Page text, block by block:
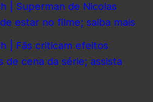
| Superman de Nicolas
estar no filme; saiba mais
| Fãs criticam efeitos
de cena da série; assista